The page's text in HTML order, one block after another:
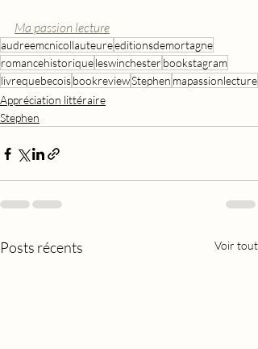
Ma passion lecture
audreemcnicollauteureeditionsdemortagne
romancehistoriqueleswinchester bookstagram
livrequebecoisbookreviewStephen mapassionlecture
Appréciation littéraire
Stephen
Posts récents Voir tout